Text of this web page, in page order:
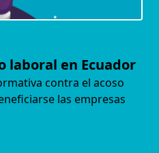
laboral en Ecuador
contra el acoso
las empresas